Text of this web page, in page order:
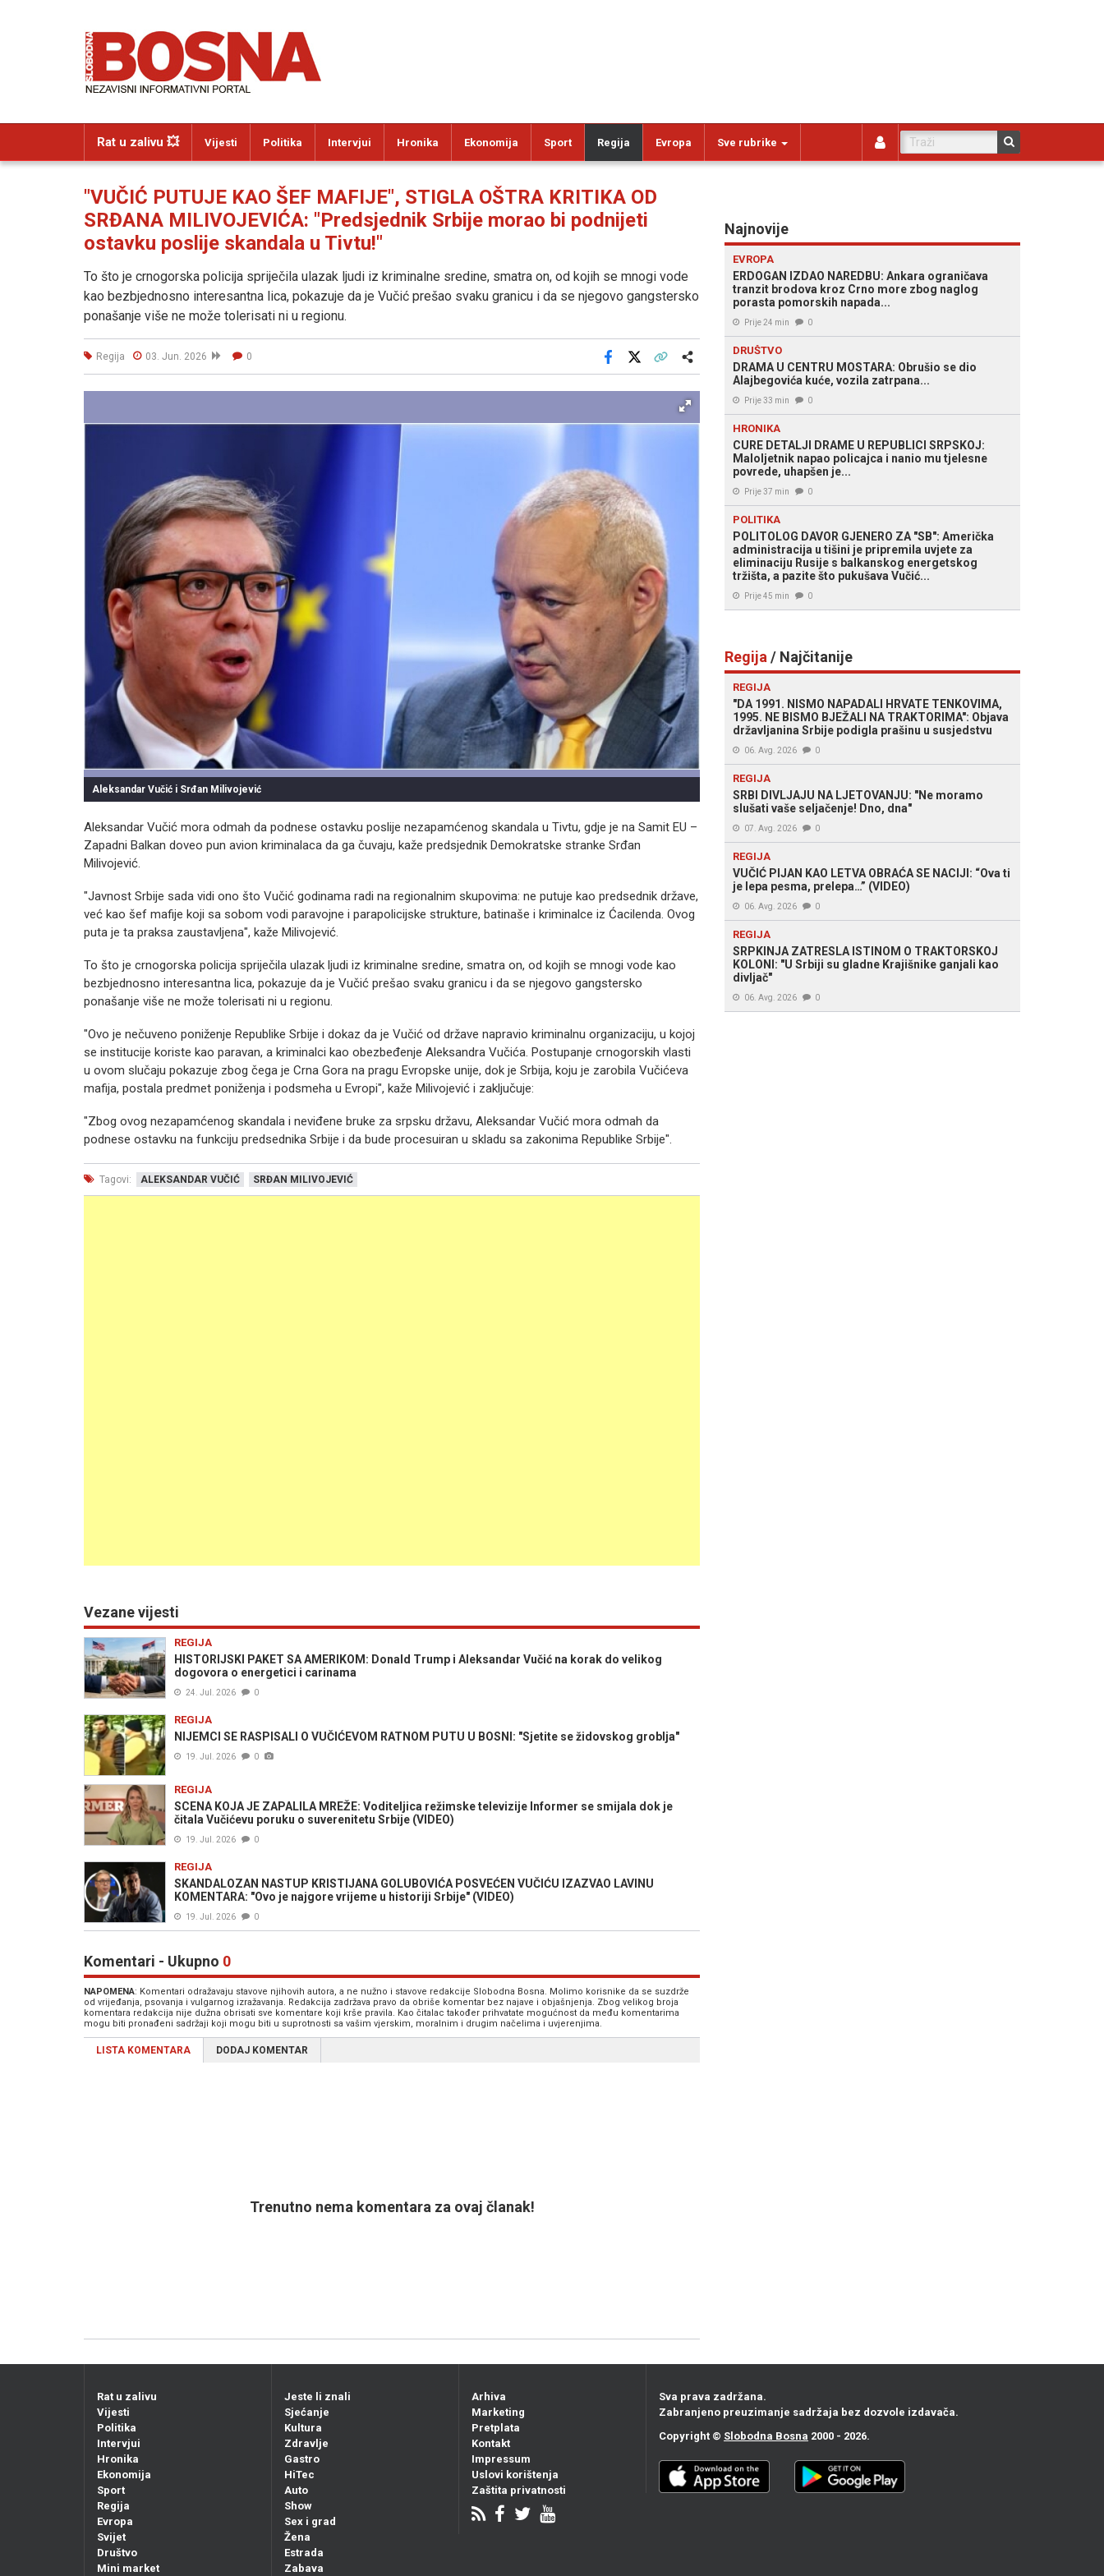
Rat u zalivu 💥 Vijesti Politika Intervjui Hronika Ekonomija Sport Regija Evropa Sve rubrike
"VUČIĆ PUTUJE KAO ŠEF MAFIJE", STIGLA OŠTRA KRITIKA OD
SRĐANA MILIVOJEVIĆA: "Predsjednik Srbije morao bi podnijeti
ostavku poslije skandala u Tivtu!"
To što je crnogorska policija spriječila ulazak ljudi iz kriminalne sredine, smatra on, od kojih se mnogi vode
kao bezbjednosno interesantna lica, pokazuje da je Vučić prešao svaku granicu i da se njegovo gangstersko
ponašanje više ne može tolerisati ni u regionu.
Regija 03. Jun. 2026 0
Facebook
Aleksandar Vučić i Srđan Milivojević
Aleksandar Vučić mora odmah da podnese ostavku poslije nezapamćenog skandala u Tivtu, gdje je na Samit EU –
Zapadni Balkan doveo pun avion kriminalaca da ga čuvaju, kaže predsjednik Demokratske stranke Srđan
Milivojević.
"Javnost Srbije sada vidi ono što Vučić godinama radi na regionalnim skupovima: ne putuje kao predsednik države,
već kao šef mafije koji sa sobom vodi paravojne i parapolicijske strukture, batinaše i kriminalce iz Ćacilenda. Ovog
puta je ta praksa zaustavljena", kaže Milivojević.
To što je crnogorska policija spriječila ulazak ljudi iz kriminalne sredine, smatra on, od kojih se mnogi vode kao
bezbjednosno interesantna lica, pokazuje da je Vučić prešao svaku granicu i da se njegovo gangstersko
ponašanje više ne može tolerisati ni u regionu.
"Ovo je nečuveno poniženje Republike Srbije i dokaz da je Vučić od države napravio kriminalnu organizaciju, u kojoj
se institucije koriste kao paravan, a kriminalci kao obezbeđenje Aleksandra Vučića. Postupanje crnogorskih vlasti
u ovom slučaju pokazuje zbog čega je Crna Gora na pragu Evropske unije, dok je Srbija, koju je zarobila Vučićeva
mafija, postala predmet poniženja i podsmeha u Evropi", kaže Milivojević i zaključuje:
"Zbog ovog nezapamćenog skandala i neviđene bruke za srpsku državu, Aleksandar Vučić mora odmah da
podnese ostavku na funkciju predsednika Srbije i da bude procesuiran u skladu sa zakonima Republike Srbije".
Tagovi: ALEKSANDAR VUČIĆ SRĐAN MILIVOJEVIĆ
Vezane vijesti
REGIJA
HISTORIJSKI PAKET SA AMERIKOM: Donald Trump i Aleksandar Vučić na korak do velikog
dogovora o energetici i carinama
24. Jul. 2026 0
REGIJA
NIJEMCI SE RASPISALI O VUČIĆEVOM RATNOM PUTU U BOSNI: "Sjetite se židovskog groblja"
19. Jul. 2026 0
REGIJA
SCENA KOJA JE ZAPALILA MREŽE: Voditeljica režimske televizije Informer se smijala dok je
čitala Vučićevu poruku o suverenitetu Srbije (VIDEO)
19. Jul. 2026 0
REGIJA
SKANDALOZAN NASTUP KRISTIJANA GOLUBOVIĆA POSVEĆEN VUČIĆU IZAZVAO LAVINU
KOMENTARA: "Ovo je najgore vrijeme u historiji Srbije" (VIDEO)
19. Jul. 2026 0
Komentari - Ukupno 0
NAPOMENA: Komentari odražavaju stavove njihovih autora, a ne nužno i stavove redakcije Slobodna Bosna. Molimo korisnike da se suzdrže
od vrijeđanja, psovanja i vulgarnog izražavanja. Redakcija zadržava pravo da obriše komentar bez najave i objašnjenja. Zbog velikog broja
komentara redakcija nije dužna obrisati sve komentare koji krše pravila. Kao čitalac također prihvatate mogućnost da među komentarima
mogu biti pronađeni sadržaji koji mogu biti u suprotnosti sa vašim vjerskim, moralnim i drugim načelima i uvjerenjima.
LISTA KOMENTARA DODAJ KOMENTAR
Trenutno nema komentara za ovaj članak!
Najnovije
EVROPA
ERDOGAN IZDAO NAREDBU: Ankara ograničava
tranzit brodova kroz Crno more zbog naglog
porasta pomorskih napada...
Prije 24 min 0
DRUŠTVO
DRAMA U CENTRU MOSTARA: Obrušio se dio
Alajbegovića kuće, vozila zatrpana...
Prije 33 min 0
HRONIKA
CURE DETALJI DRAME U REPUBLICI SRPSKOJ:
Maloljetnik napao policajca i nanio mu tjelesne
povrede, uhapšen je...
Prije 37 min 0
POLITIKA
POLITOLOG DAVOR GJENERO ZA "SB": Američka
administracija u tišini je pripremila uvjete za
eliminaciju Rusije s balkanskog energetskog
tržišta, a pazite što pukušava Vučić...
Prije 45 min 0
Regija / Najčitanije
REGIJA
"DA 1991. NISMO NAPADALI HRVATE TENKOVIMA,
1995. NE BISMO BJEŽALI NA TRAKTORIMA": Objava
državljanina Srbije podigla prašinu u susjedstvu
06. Avg. 2026 0
REGIJA
SRBI DIVLJAJU NA LJETOVANJU: "Ne moramo
slušati vaše seljačenje! Dno, dna"
07. Avg. 2026 0
REGIJA
VUČIĆ PIJAN KAO LETVA OBRAĆA SE NACIJI: “Ova ti
je lepa pesma, prelepa…” (VIDEO)
06. Avg. 2026 0
REGIJA
SRPKINJA ZATRESLA ISTINOM O TRAKTORSKOJ
KOLONI: "U Srbiji su gladne Krajišnike ganjali kao
divljač"
06. Avg. 2026 0
Rat u zalivu
Vijesti
Politika
Intervjui
Hronika
Ekonomija
Sport
Regija
Evropa
Svijet
Društvo
Mini market
Jeste li znali
Sjećanje
Kultura
Zdravlje
Gastro
HiTec
Auto
Show
Sex i grad
Žena
Estrada
Zabava
Arhiva
Marketing
Pretplata
Kontakt
Impressum
Uslovi korištenja
Zaštita privatnosti
Sva prava zadržana.
Zabranjeno preuzimanje sadržaja bez dozvole izdavača.
Copyright © Slobodna Bosna 2000 - 2026.